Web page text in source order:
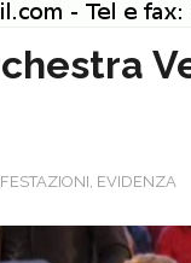
, EVIDENZA